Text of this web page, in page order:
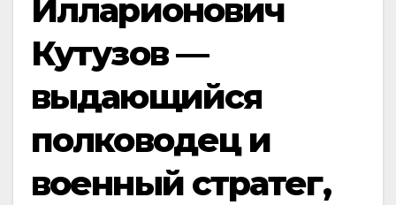
Илларионович
Кутузов —
выдающийся
полководец и
военный стратег,